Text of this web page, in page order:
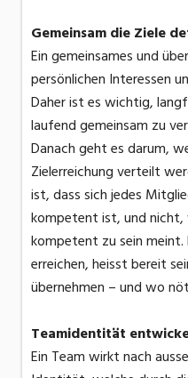
Gemeinsam die Ziele
Ein gemeinsames und
persönlichen Interessen
Daher ist es wichtig,
laufend gemeinsam zu
Danach geht es darum,
Zielerreichung verteilt
ist, dass sich jedes
kompetent ist, und
kompetent zu sein meint.
erreichen, heisst bereit
übernehmen – und wo
Teamidentität
Ein Team wirkt nach